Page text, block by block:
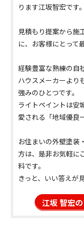
ります江坂智宏です。
見積もり提案から施
に、お客様にとって
経験豊富な熟練の自
ハウスメーカーより
強みのひとつです。
ライトペイントは安
愛される「地域優良
お住まいの外壁塗装
方は、是非お気軽に
料です。
きっと、いい答えが
江坂 智宏